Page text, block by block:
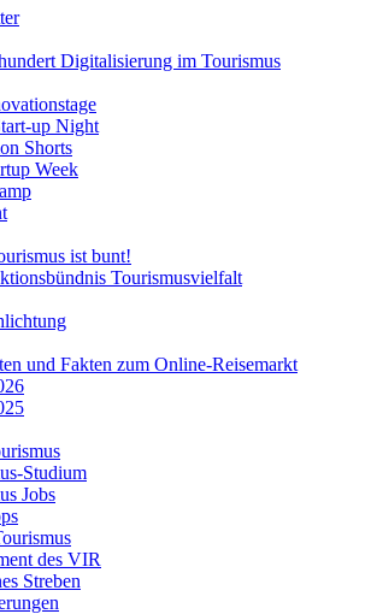
Digitalisierung im Tourismus
up Night
Shorts
Week
ist bunt!
Tourismusvielfalt
und Fakten zum Online-Reisemarkt
Studium
Jobs
des VIR
Streben